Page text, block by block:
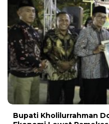
Bupati Kholilurrahman